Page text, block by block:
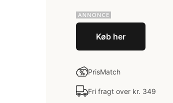
Køb her
PrisMatch
Fri fragt over kr. 349